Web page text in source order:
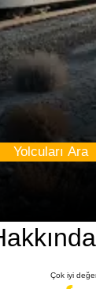
Yolcuları Ara
Çok iyi